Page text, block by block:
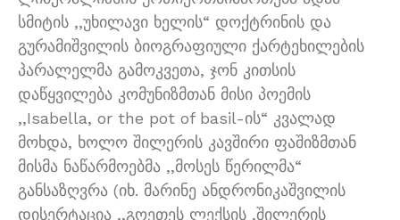
სმიტის ,,უხილავი ხელის“ დოქტრინის და
გურამიშვილის ბიოგრაფიული ქარტეხილების
პარალელმა გამოკვეთა, ჯონ კითსის
დაწყვილება კომუნიზმთან მისი პოემის
,,Isabella, or the pot of basil-ის“ კვალად
მოხდა, ხოლო შილერის კავშირი ფაშიზმთან
მისმა ნაწარმოებმა ,,მოსეს წერილმა“
განსაზღვრა (იხ. მარინე ანდრონიკაშვილის
დისერტაცია ,,გოეთეს ლექსის ,შილერის